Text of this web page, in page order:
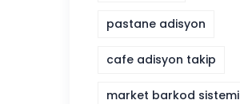
pastane adisyon
cafe adisyon takip
market barkod sistemi